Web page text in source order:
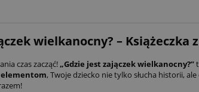
wielkanocny? –
czas zacząć!„Gdzie jest zajączek wielkanocny?”
, Twoje dziecko nie tylko słucha historii,